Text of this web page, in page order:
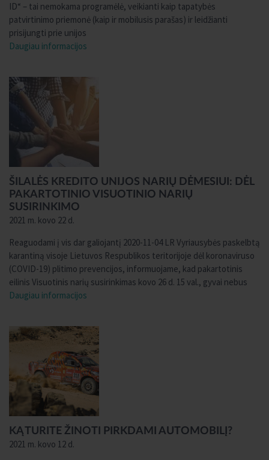
ID“ – tai nemokama programėlė, veikianti kaip tapatybės
patvirtinimo priemonė (kaip ir mobilusis parašas) ir leidžianti
prisijungti prie unijos
Daugiau informacijos
ŠILALĖS KREDITO UNIJOS NARIŲ DĖMESIUI: DĖL
PAKARTOTINIO VISUOTINIO NARIŲ
SUSIRINKIMO
2021 m. kovo 22 d.
Reaguodami į vis dar galiojantį 2020-11-04 LR Vyriausybės paskelbtą
karantiną visoje Lietuvos Respublikos teritorijoje dėl koronaviruso
(COVID-19) plitimo prevencijos, informuojame, kad pakartotinis
eilinis Visuotinis narių susirinkimas kovo 26 d. 15 val., gyvai nebus
Daugiau informacijos
KĄ TURITE ŽINOTI PIRKDAMI AUTOMOBILĮ?
2021 m. kovo 12 d.